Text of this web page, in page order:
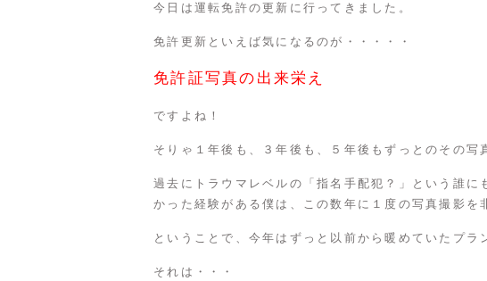
今日は運転免許の更新に行ってきました。
免許更新といえば気になるのが・・・・・
免許証写真の出来栄え
ですよね！
そりゃ１年後も、３年後も、５年後もずっとのその写
過去にトラウマレベルの「指名手配犯？」という誰
かった経験がある僕は、この数年に１度の写真撮影を
ということで、今年はずっと以前から暖めていたプラ
それは・・・